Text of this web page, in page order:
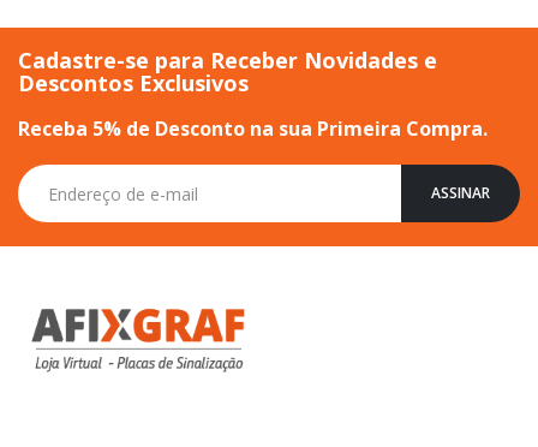
Cadastre-se para Receber Novidades e
Descontos Exclusivos
Receba 5% de Desconto na sua Primeira Compra.
Inscreva-
se
na
ASSINAR